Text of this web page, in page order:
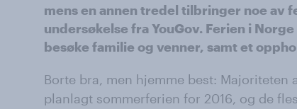
mens en annen tredel tilbringer noe av
undersøkelse fra YouGov. Ferien i
besøke familie og venner, samt et
Borte bra, men hjemme best: Majoriteten
planlagt sommerferien for 2016, og de